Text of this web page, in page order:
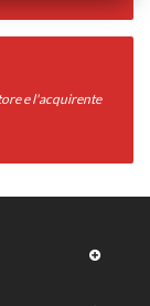
e l'acquirente